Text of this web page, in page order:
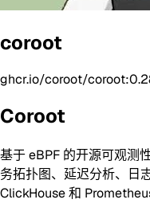
coroot
ghcr.io/coroot/
Coroot
基于 eBPF 的开源可观测
务拓扑图、延迟分析、日
ClickHouse 和